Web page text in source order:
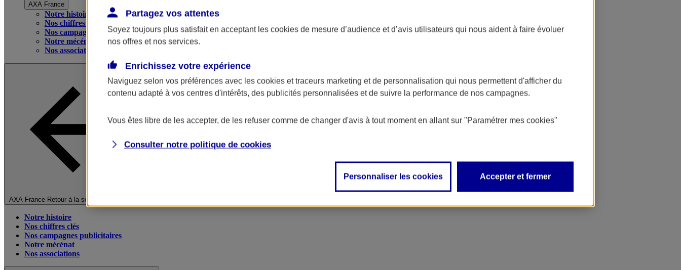
AXA France
Notre histoire
Nos chiffres clés
Nos campagnes publicitaires
Notre mécénat
Nos associations
AXA France Retour à la section précédente
Notre histoire
Nos chiffres clés
Nos campagnes publicitaires
Notre mécénat
Nos associations
Partagez vos attentes
Soyez toujours plus satisfait en acceptant les cookies de mesure d’audience et d’avis utilisateurs qui nous aident à faire évoluer
nos offres et nos services.
Enrichissez votre expérience
Naviguez selon vos préférences avec les cookies et traceurs marketing et de personnalisation qui nous permettent d'afficher du
contenu adapté à vos centres d'intérêts, des publicités personnalisées et de suivre la performance de nos campagnes.
Vous êtes libre de les accepter, de les refuser comme de changer d'avis à tout moment en allant sur "Paramétrer mes cookies"
Consulter notre politique de cookies
Personnaliser les cookies Accepter et fermer